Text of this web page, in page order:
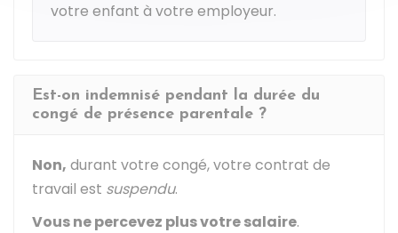
votre enfant à votre employeur.
Est-on indemnisé pendant la durée du
congé de présence parentale ?
Non, durant votre congé, votre contrat de
travail est suspendu.
Vous ne percevez plus votre salaire.